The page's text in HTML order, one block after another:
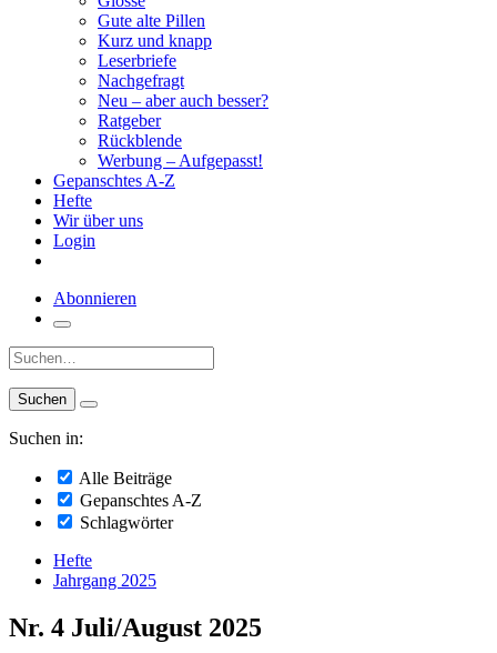
Gute alte Pillen
Kurz und knapp
Leserbriefe
Nachgefragt
Neu – aber auch besser?
Ratgeber
Rückblende
Werbung – Aufgepasst!
Gepanschtes A-Z
Hefte
Wir über uns
Login
Abonnieren
Suche:
Suchen in:
Alle Beiträge
Gepanschtes A-Z
Schlagwörter
Hefte
Jahrgang 2025
Nr. 4 Juli/August 2025